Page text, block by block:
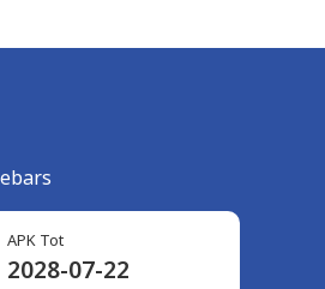
APK Tot
2028-07-22